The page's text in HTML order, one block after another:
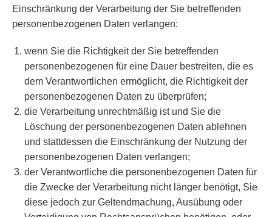
Einschränkung der Verarbeitung der Sie betreffenden
personenbezogenen Daten verlangen:
wenn Sie die Richtigkeit der Sie betreffenden
personenbezogenen für eine Dauer bestreiten, die es
dem Verantwortlichen ermöglicht, die Richtigkeit der
personenbezogenen Daten zu überprüfen;
die Verarbeitung unrechtmäßig ist und Sie die
Löschung der personenbezogenen Daten ablehnen
und stattdessen die Einschränkung der Nutzung der
personenbezogenen Daten verlangen;
der Verantwortliche die personenbezogenen Daten für
die Zwecke der Verarbeitung nicht länger benötigt, Sie
diese jedoch zur Geltendmachung, Ausübung oder